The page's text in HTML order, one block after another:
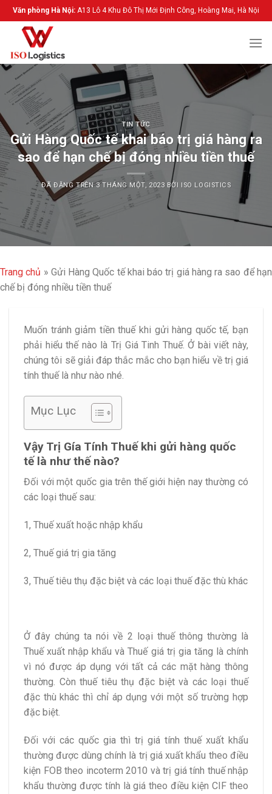
Chuyển
đến
dung
Văn phòng Hà Nội: A13 Lô 4 Khu Đô Thị Mới Định Công, Hoàng Mai, Hà Nội
TIN TỨC
Gửi Hàng Quốc tế khai báo trị giá hàng ra
sao để hạn chế bị đóng nhiều tiền thuế
ĐÃ ĐĂNG TRÊN3 THÁNG MỘT, 2023 BỞI ISO LOGISTICS
Trang chủ » Gửi Hàng Quốc tế khai báo trị giá hàng ra sao để hạn
chế bị đóng nhiều tiền thuế
Muốn tránh giảm tiền thuế khi gửi hàng quốc tế, bạn
phải hiểu thế nào là Trị Giá Tinh Thuế. Ở bài viết này,
chúng tôi sẽ giải đáp thắc mắc cho bạn hiểu về trị giá
tính thuế là như nào nhé.
Mục Lục
Vậy Trị Gía Tính Thuế khi gửi hàng quốc
tế là như thế nào?
Đối với một quốc gia trên thế giới hiện nay thường có
các loại thuế sau:
1, Thuế xuất hoặc nhập khẩu
2, Thuế giá trị gia tăng
3, Thuế tiêu thụ đặc biệt và các loại thuế đặc thù khác
Ở đây chúng ta nói về 2 loại thuế thông thường là
Thuế xuất nhập khẩu và Thuế giá trị gia tăng là chính
vì nó được áp dụng với tất cả các mặt hàng thông
thường. Còn thuế tiêu thụ đặc biệt và các loại thuế
đặc thù khác thì chỉ áp dụng với một số trường hợp
đặc biệt.
Đối với các quốc gia thì trị giá tính thuế xuất khẩu
thường được dùng chính là trị giá xuất khẩu theo điều
kiện FOB theo incoterm 2010 và trị giá tính thuế nhập
khẩu thường được tính là giá theo điều kiện CIF theo